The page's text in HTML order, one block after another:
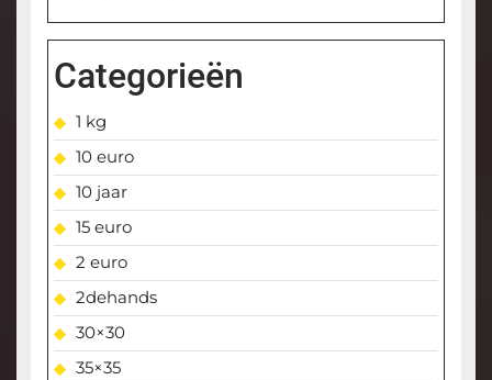
Categorieën
1 kg
10 euro
10 jaar
15 euro
2 euro
2dehands
30×30
35×35